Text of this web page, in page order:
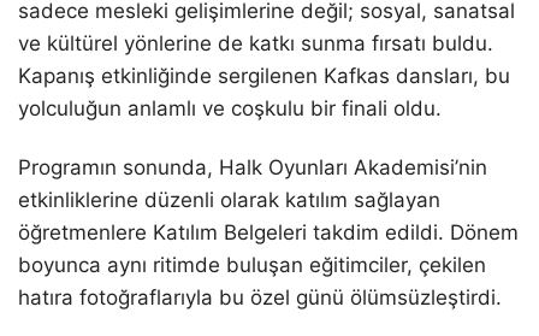
sadece mesleki gelişimlerine değil; sosyal, sanatsal
ve kültürel yönlerine de katkı sunma fırsatı buldu.
Kapanış etkinliğinde sergilenen Kafkas dansları, bu
yolculuğun anlamlı ve coşkulu bir finali oldu.
Programın sonunda, Halk Oyunları Akademisi’nin
etkinliklerine düzenli olarak katılım sağlayan
öğretmenlere Katılım Belgeleri takdim edildi. Dönem
boyunca aynı ritimde buluşan eğitimciler, çekilen
hatıra fotoğraflarıyla bu özel günü ölümsüzleştirdi.